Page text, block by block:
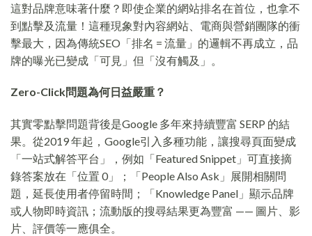
這對品牌意味著什麼？即使企業的網站排名在首位，也拿不
到點擊及流量！這種現象對內容網站、電商與營銷團隊的衝
擊最大，因為傳統SEO「排名 = 流量」的邏輯不再成立，品
牌的曝光已變成「可見」但「沒有觸及」。
Zero-Click問題為何日益嚴重？
其實零點擊問題背後是Google 多年來持續豐富 SERP 的結
果。從2019 年起，Google引入多種功能，讓搜尋頁面變成
「一站式解答平台」，例如「Featured Snippet」可直接摘
錄答案放在「位置 0」；「People Also Ask」展開相關問
題，延長使用者停留時間；「Knowledge Panel」顯示品牌
或人物即時資訊；流動版的搜尋結果更為豐富 —— 圖片、影
片、評價等一應俱全。